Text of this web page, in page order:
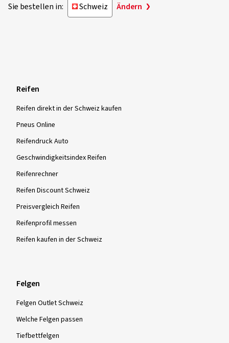
Sie bestellen in: Schweiz Ändern
Reifen
Reifen direkt in der Schweiz kaufen
Pneus Online
Reifendruck Auto
Geschwindigkeitsindex Reifen
Reifenrechner
Reifen Discount Schweiz
Preisvergleich Reifen
Reifenprofil messen
Reifen kaufen in der Schweiz
Felgen
Felgen Outlet Schweiz
Welche Felgen passen
Tiefbettfelgen